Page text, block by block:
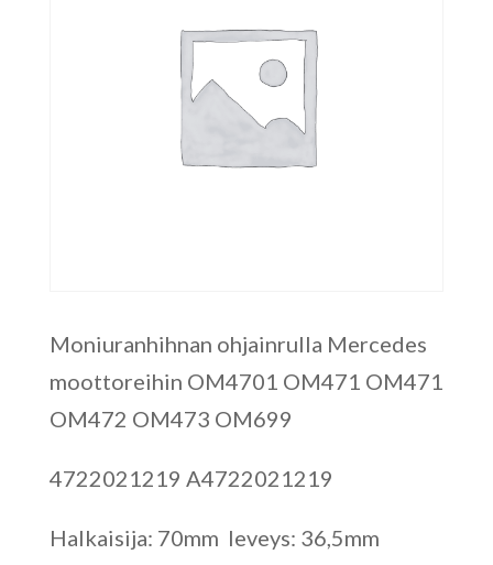
Moniuranhihnan ohjainrulla Mercedes
moottoreihin OM4701 OM471 OM471
OM472 OM473 OM699
4722021219 A4722021219
Halkaisija: 70mm leveys: 36,5mm